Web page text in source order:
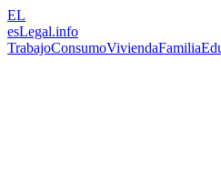
EL
esLegal.info
TrabajoConsumoViviendaFamilia